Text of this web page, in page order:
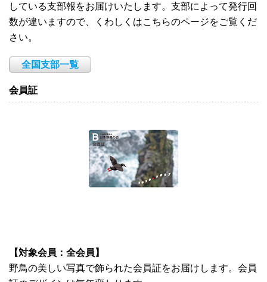
している支部報をお届けいたします。支部によって発行回
数が違いますので、くわしくはこちらのページをご覧くだ
さい。
全国支部一覧
会員証
【対象会員：全会員】
野鳥の美しい写真で飾られた会員証をお届けします。会員